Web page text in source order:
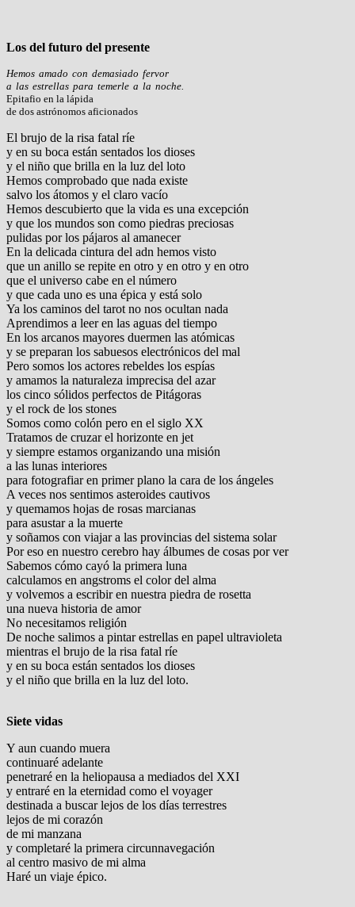
Los del futuro del presente
Hemos amado con demasiado fervor
a las estrellas para temerle a la noche.
Epitafio en la lápida
de dos astrónomos aficionados
El brujo de la risa fatal ríe
y en su boca están sentados los dioses
y el niño que brilla en la luz del loto
Hemos comprobado que nada existe
salvo los átomos y el claro vacío
Hemos descubierto que la vida es una excepción
y que los mundos son como piedras preciosas
pulidas por los pájaros al amanecer
En la delicada cintura del adn hemos visto
que un anillo se repite en otro y en otro y en otro
que el universo cabe en el número
y que cada uno es una épica y está solo
Ya los caminos del tarot no nos ocultan nada
Aprendimos a leer en las aguas del tiempo
En los arcanos mayores duermen las atómicas
y se preparan los sabuesos electrónicos del mal
Pero somos los actores rebeldes los espías
y amamos la naturaleza imprecisa del azar
los cinco sólidos perfectos de Pitágoras
y el rock de los stones
Somos como colón pero en el siglo XX
Tratamos de cruzar el horizonte en jet
y siempre estamos organizando una misión
a las lunas interiores
para fotografiar en primer plano la cara de los ángeles
A veces nos sentimos asteroides cautivos
y quemamos hojas de rosas marcianas
para asustar a la muerte
y soñamos con viajar a las provincias del sistema solar
Por eso en nuestro cerebro hay álbumes de cosas por ver
Sabemos cómo cayó la primera luna
calculamos en angstroms el color del alma
y volvemos a escribir en nuestra piedra de rosetta
una nueva historia de amor
No necesitamos religión
De noche salimos a pintar estrellas en papel ultravioleta
mientras el brujo de la risa fatal ríe
y en su boca están sentados los dioses
y el niño que brilla en la luz del loto.
Siete vidas
Y aun cuando muera
continuaré adelante
penetraré en la heliopausa a mediados del XXI
y entraré en la eternidad como el voyager
destinada a buscar lejos de los días terrestres
lejos de mi corazón
de mi manzana
y completaré la primera circunnavegación
al centro masivo de mi alma
Haré un viaje épico.